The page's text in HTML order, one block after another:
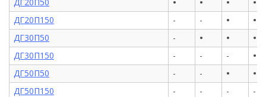
ДГ20П150 - - • •
ДГ30П50 - • • •
ДГ30П150 - - - •
ДГ50П50 - - • •
ДГ50П150 - - -
-